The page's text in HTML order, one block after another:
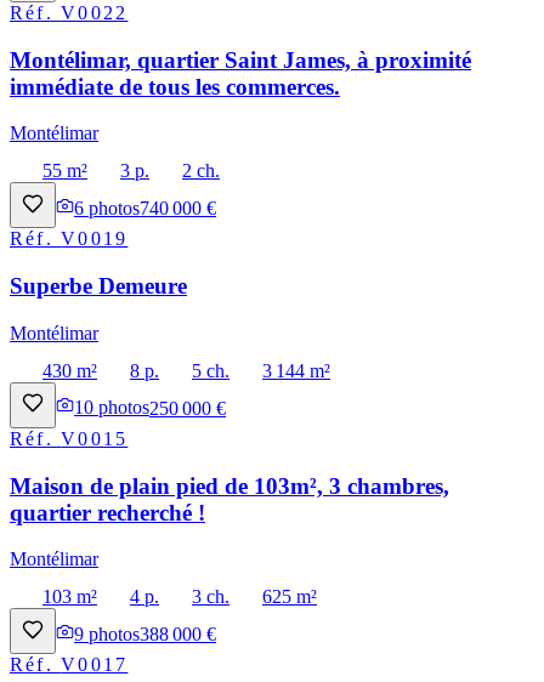
Réf.V0022
Montélimar, quartier Saint James, à proximité
immédiate de tous les commerces.
Montélimar
55 m²
3 p.
2 ch.
6 photos740 000 €
Réf.V0019
Superbe Demeure
Montélimar
430 m²
8 p. 5 ch.
3 144 m²
10 photos250 000 €
Réf.V0015
Maison de plain pied de 103m², 3 chambres,
quartier recherché !
Montélimar
103 m²
4 p. 3 ch.
625 m²
9 photos388 000 €
Réf.V0017